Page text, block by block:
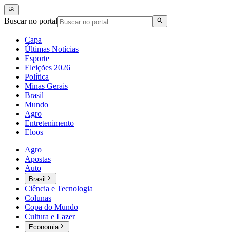
Buscar no portal
Capa
Últimas Notícias
Esporte
Eleições 2026
Política
Minas Gerais
Brasil
Mundo
Agro
Entretenimento
Eloos
Agro
Apostas
Auto
Brasil
Ciência e Tecnologia
Colunas
Copa do Mundo
Cultura e Lazer
Economia